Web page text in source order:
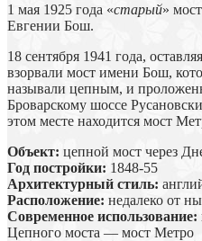
1 мая 1925 года «старый»
Евгении Бош.
18 сентября 1941 года,
взорвали мост имени Бош,
называли цепным, и
Броварскому шоссе
этом месте находится мост
Объект: цепной мост через
Год постройки: 1848-55
Архитектурный стиль:
Расположение: недалеко от
Современное использование:
Цепного моста — мост Метро